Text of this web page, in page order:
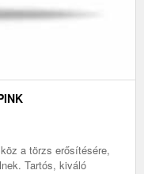
a törzs erősítésére,
Tartós, kiváló